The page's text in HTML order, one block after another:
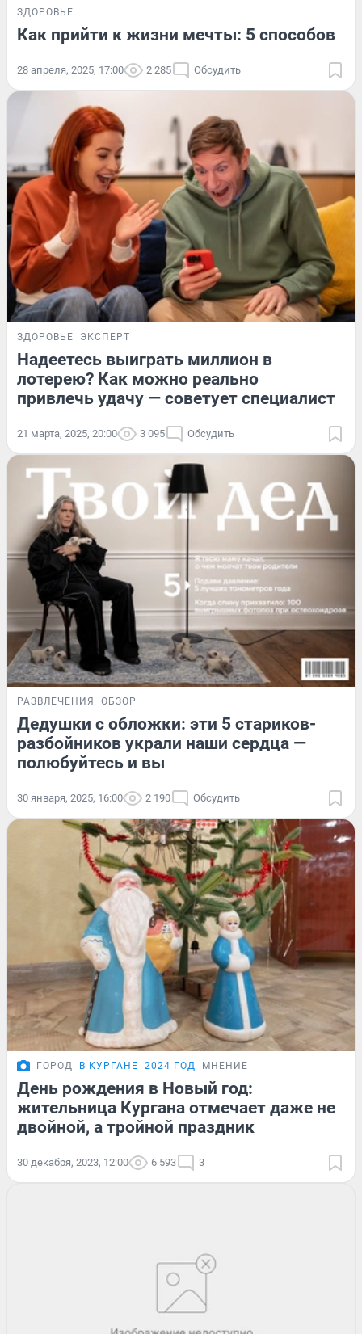
ЗДОРОВЬЕ
Как прийти к жизни мечты: 5 способов
28 апреля, 2025, 17:00 2 285 Обсудить
ЗДОРОВЬЕ ЭКСПЕРТ
Надеетесь выиграть миллион в
лотерею? Как можно реально
привлечь удачу — советует специалист
21 марта, 2025, 20:00 3 095 Обсудить
РАЗВЛЕЧЕНИЯ ОБЗОР
Дедушки с обложки: эти 5 стариков-
разбойников украли наши сердца —
полюбуйтесь и вы
30 января, 2025, 16:00 2 190 Обсудить
ГОРОД В КУРГАНЕ 2024 ГОД МНЕНИЕ
День рождения в Новый год:
жительница Кургана отмечает даже не
двойной, а тройной праздник
30 декабря, 2023, 12:00 6 593 3